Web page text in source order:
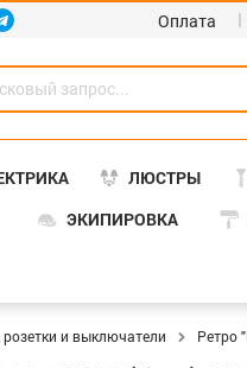
Оплата
ЛЮСТРЫ
ЭКИПИРОВКА
розетки и выключатели Ретро